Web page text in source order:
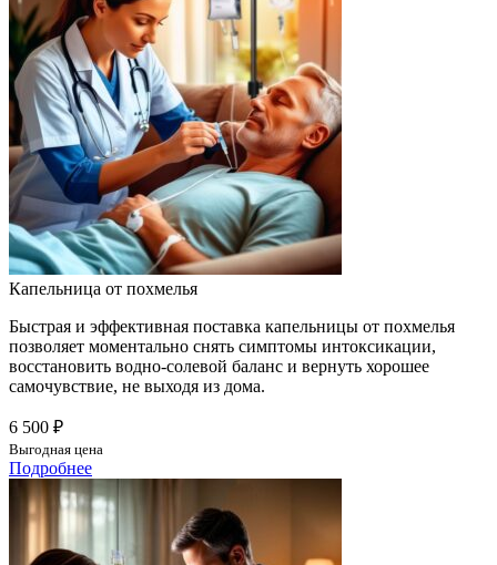
Капельница от похмелья
Быстрая и эффективная поставка капельницы от похмелья
позволяет моментально снять симптомы интоксикации,
восстановить водно-солевой баланс и вернуть хорошее
самочувствие, не выходя из дома.
6 500 ₽
Выгодная цена
Подробнее